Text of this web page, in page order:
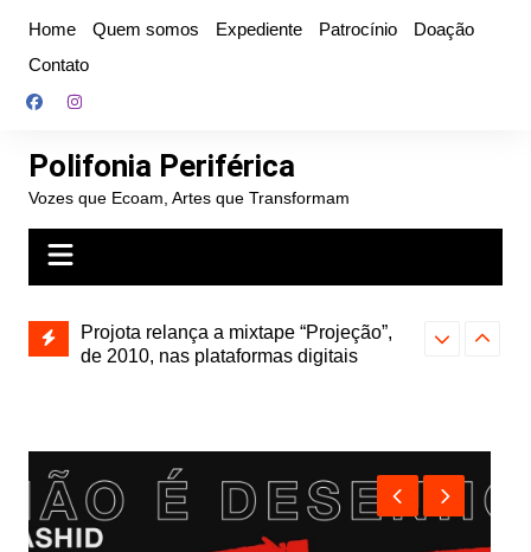
conteúdo
Home Quem somos Expediente Patrocínio
Doação
Contato
Polifonia Periférica
Vozes que Ecoam, Artes que Transformam
e abre
autoral,
Projota relança a mixtape “Projeção”,
de 2010, nas plataformas digitais
Farofa